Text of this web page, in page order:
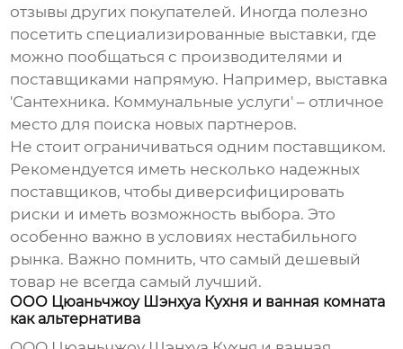
отзывы других покупателей. Иногда полезно
посетить специализированные выставки, где
можно пообщаться с производителями и
поставщиками напрямую. Например, выставка
'Сантехника. Коммунальные услуги' – отличное
место для поиска новых партнеров.
Не стоит ограничиваться одним поставщиком.
Рекомендуется иметь несколько надежных
поставщиков, чтобы диверсифицировать
риски и иметь возможность выбора. Это
особенно важно в условиях нестабильного
рынка. Важно помнить, что самый дешевый
товар не всегда самый лучший.
ООО Цюаньчжоу Шэнхуа Кухня и ванная комната
как альтернатива